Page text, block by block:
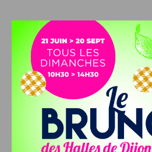
Sur cinq jours et présentant près
festival réunissait chaque
environ, se targuant d’avoir eu
David Cronenberg, Bertrand
Chan-wook, David Lynch…